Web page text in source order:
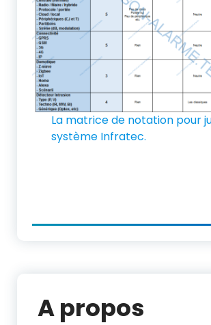
La matrice de notation pour
système Infratec.
A propos